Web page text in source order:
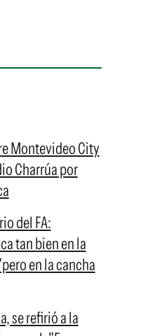
Montevideo City
Charrúa por
del FA:
tan bien en la
en la cancha
se refirió a la